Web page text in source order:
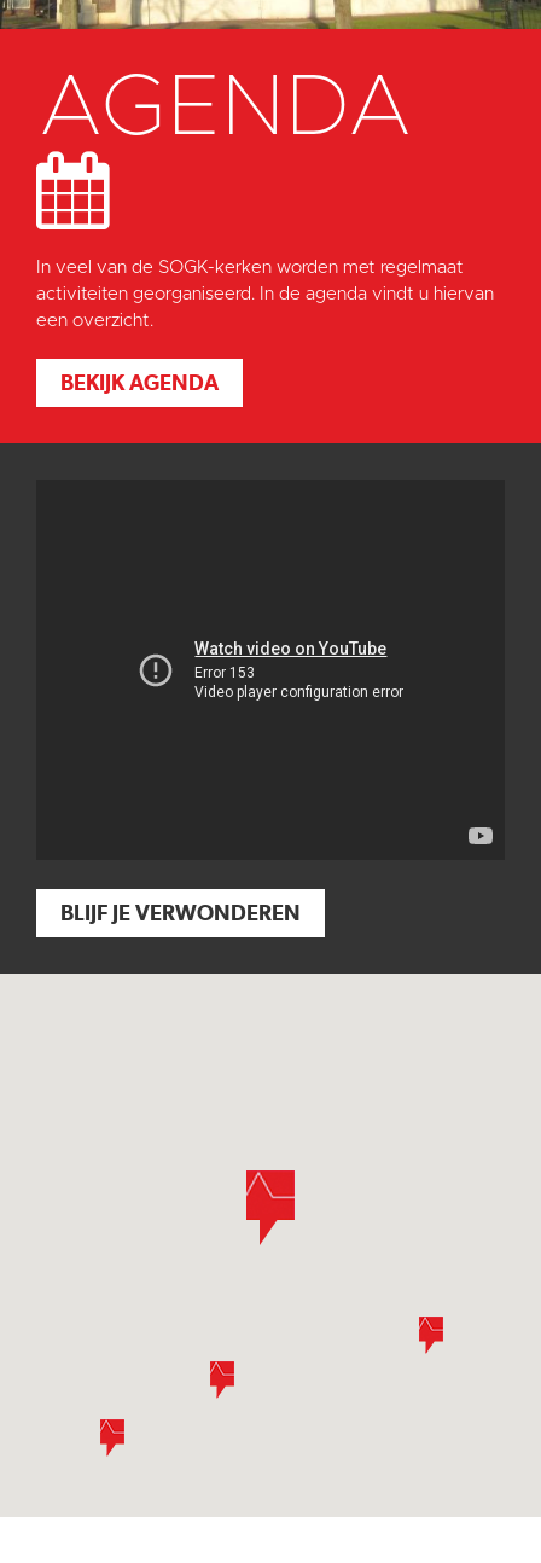
AGENDA
In veel van de SOGK-kerken worden met regelmaat
activiteiten georganiseerd. In de agenda vindt u hiervan
een overzicht.
BEKIJK AGENDA
BLIJF JE VERWONDEREN